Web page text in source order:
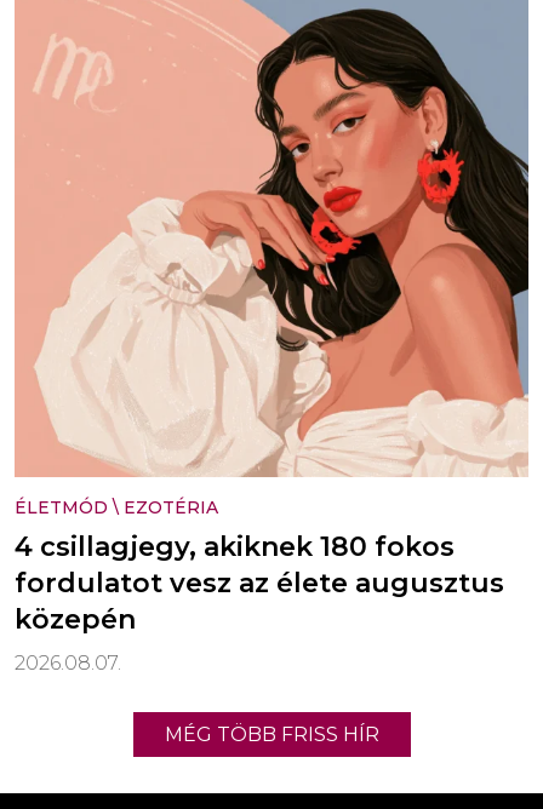
ÉLETMÓD \ EZOTÉRIA
4 csillagjegy, akiknek 180 fokos
fordulatot vesz az élete augusztus
közepén
2026.08.07.
MÉG TÖBB FRISS HÍR